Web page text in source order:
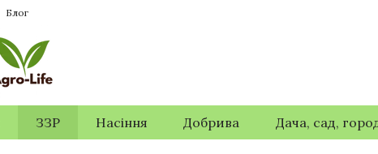
Блог
ЗЗР Насіння Добрива Дача, сад,